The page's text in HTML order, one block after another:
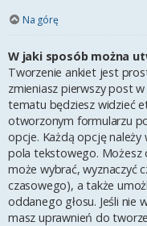
Na górę
W jaki sposób można
Tworzenie ankiet jest
zmieniasz pierwszy post
tematu będziesz widzieć
otworzonym formularzu
opcje. Każdą opcję
pola tekstowego. Możesz
może wybrać, wyznaczyć
czasowego), a także
oddanego głosu. Jeśli nie
masz uprawnień do